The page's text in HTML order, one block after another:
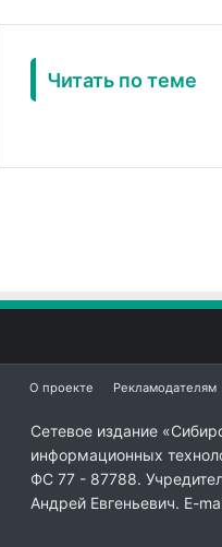
Читать по теме
О проекте Рекламодателям
Сетевое издание
информационных
ФС 77 - 87788.
Андрей Евгеньевич. E-